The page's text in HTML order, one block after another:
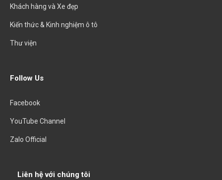
Khách hàng và Xe đẹp
Kiến thức & Kinh nghiệm ô tô
Thư viện
Follow Us
Facebook
YouTube Channel
Zalo Official
Liên hệ với chúng tôi